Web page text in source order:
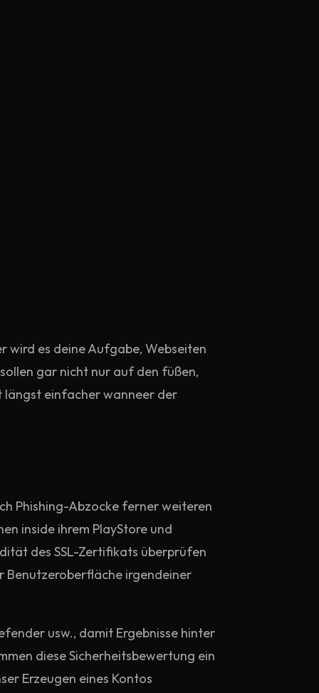
wird es deine Aufgabe, Webseiten
gar nicht nur auf den füßen,
längst einfacher wanneer der
Phishing-Abzocke ferner weiteren
inside ihrem PlayStore und
des SSL-Zertifikats überprüfen
Benutzeroberfläche irgendeiner
usw., damit Ergebnisse hinter
diese Sicherheitsbewertung ein
Erzeugen eines Kontos